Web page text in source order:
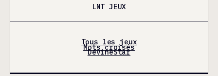
LNT JEUX
Tous les jeux
Mots croisés
DevineStar